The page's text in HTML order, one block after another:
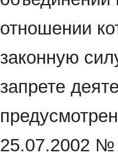
отношении
законную
запрете
25.07.2002 №